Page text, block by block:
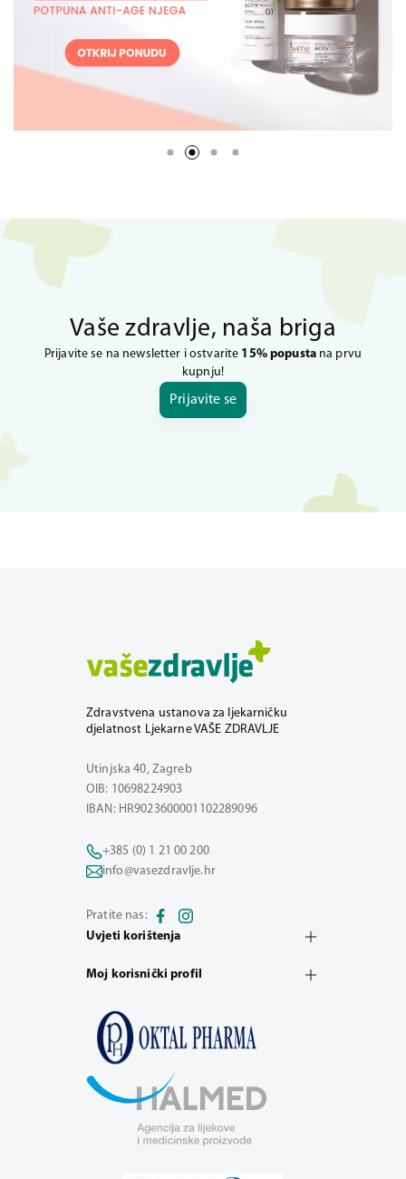
Vaše zdravlje, naša briga
Prijavite se na newsletter i ostvarite 15% popustana prvu
kupnju!
Prijavite se
Zdravstvena ustanova za ljekarničku
djelatnost Ljekarne VAŠE ZDRAVLJE
Utinjska 40, Zagreb
OIB: 10698224903
IBAN: HR9023600001102289096
+385 (0) 1 21 00 200
info@vasezdravlje.hr
Pratite nas:
Uvjeti korištenja
Moj korisnički profil